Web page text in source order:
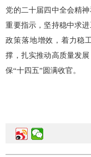
党的二十届四中全会精
重要指示，坚持稳中求
政策落地增效，着力稳
撑，扎实推动高质量发
保“十四五”圆满收官。